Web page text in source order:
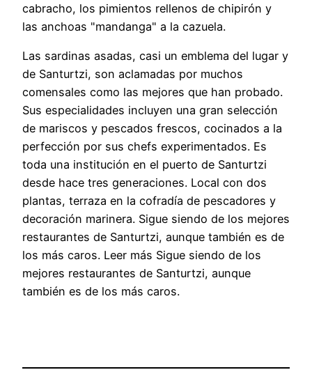
cabracho, los pimientos rellenos de chipirón y
las anchoas "mandanga" a la cazuela.
Las sardinas asadas, casi un emblema del lugar y
de Santurtzi, son aclamadas por muchos
comensales como las mejores que han probado.
Sus especialidades incluyen una gran selección
de mariscos y pescados frescos, cocinados a la
perfección por sus chefs experimentados. Es
toda una institución en el puerto de Santurtzi
desde hace tres generaciones. Local con dos
plantas, terraza en la cofradía de pescadores y
decoración marinera. Sigue siendo de los mejores
restaurantes de Santurtzi, aunque también es de
los más caros. Leer más Sigue siendo de los
mejores restaurantes de Santurtzi, aunque
también es de los más caros.